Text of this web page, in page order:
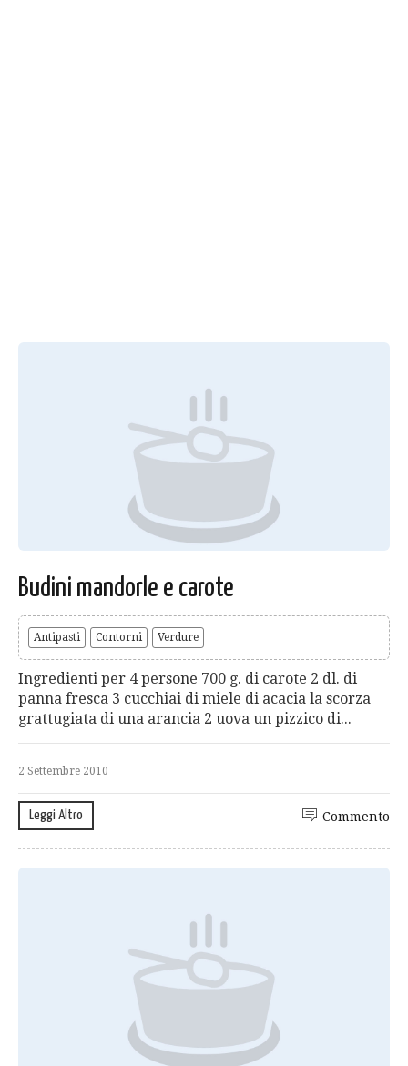
Budini mandorle e carote
Antipasti Contorni Verdure
Ingredienti per 4 persone 700 g. di carote 2 dl. di
panna fresca 3 cucchiai di miele di acacia la scorza
grattugiata di una arancia 2 uova un pizzico di...
2 Settembre 2010
Leggi Altro Commento